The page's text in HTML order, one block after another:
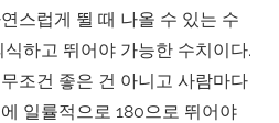
스럽게 뛸 때 나올 수 있는 수
하고 뛰어야 가능한 수치이다.
조건 좋은 건 아니고 사람마다
일률적으로 180으로 뛰어야